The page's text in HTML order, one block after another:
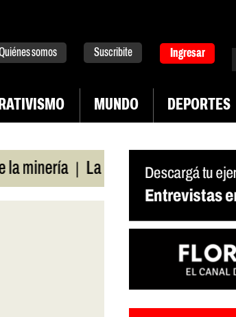
somos Suscribite Ingresar
MUNDO DEPORTES
| La Pampa. Emergencia en